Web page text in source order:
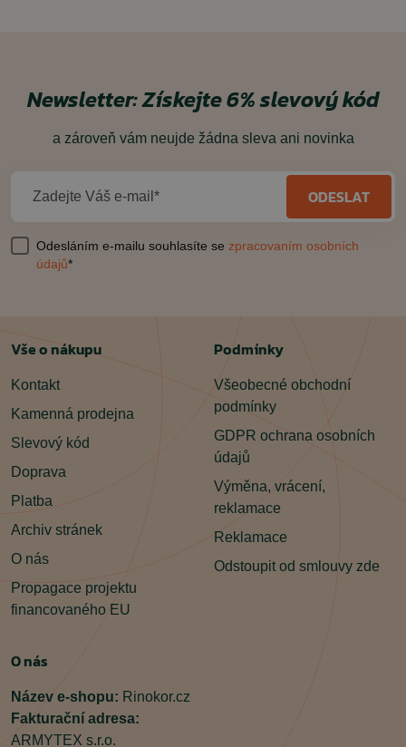
Newsletter:Získejte 6% slevový kód
a zároveň vám neujde žádna sleva ani novinka
Zadejte Váš e-mail* ODESLAT
Odesláním e-mailu souhlasíte se zpracovaním osobních
údajů*
Vše o nákupu
Kontakt
Kamenná prodejna
Slevový kód
Doprava
Platba
Archiv stránek
O nás
Propagace projektu
financovaného EU
Podmínky
Všeobecné obchodní
podmínky
GDPR ochrana osobních
údajů
Výměna, vrácení,
reklamace
Reklamace
Odstoupit od smlouvy zde
O nás
Název e-shopu: Rinokor.cz
Fakturační adresa:
ARMYTEX s.r.o.